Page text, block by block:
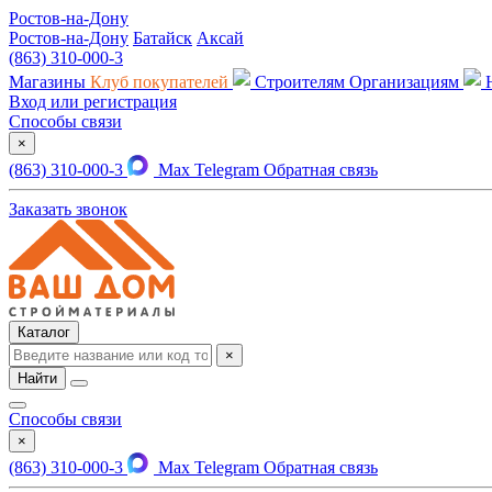
Ростов-на-Дону
Ростов-на-Дону Батайск Аксай
(863) 310-000-3
Магазины Клуб покупателей Строителям Организациям
Вход или регистрация
Способы связи
×
(863) 310-000-3 Max Telegram Обратная связь
Заказать звонок
Каталог
×
Найти
Способы связи
×
(863) 310-000-3 Max Telegram Обратная связь